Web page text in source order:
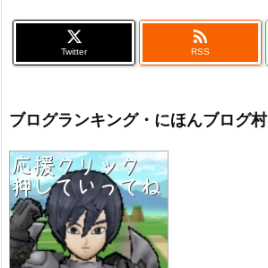
Twitter

RSS
ブログランキング・にほんブログ村